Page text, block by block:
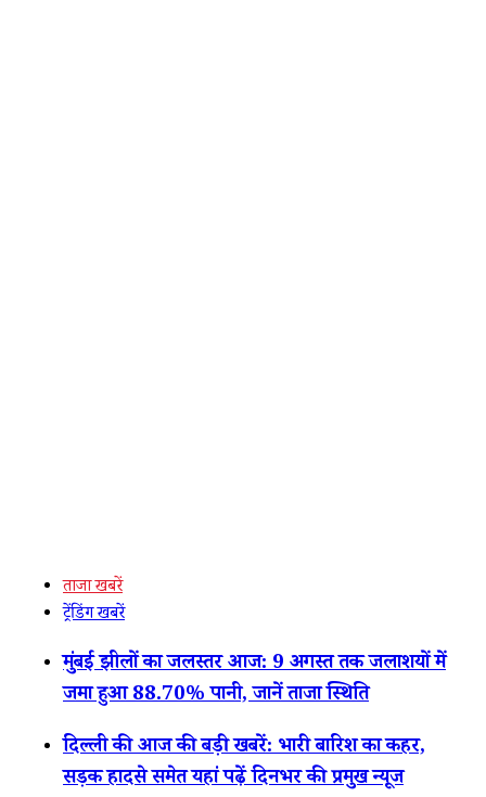
ताजा खबरें
ट्रेंडिंग खबरें
मुंबई झीलों का जलस्तर आज: 9 अगस्त तक जलाशयों में
जमा हुआ 88.70% पानी, जानें ताजा स्थिति
दिल्ली की आज की बड़ी खबरें: भारी बारिश का कहर,
सड़क हादसे समेत यहां पढ़ें दिनभर की प्रमुख न्यूज